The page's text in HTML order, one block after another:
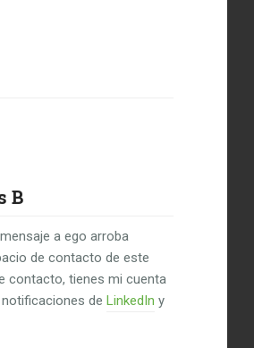
B
a ego arroba
de contacto de este
contacto, tienes mi cuenta
notificaciones deLinkedIn y